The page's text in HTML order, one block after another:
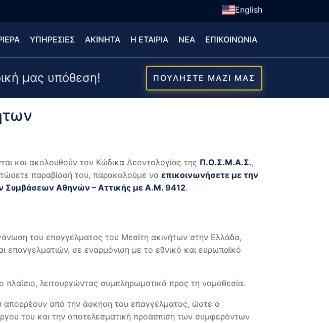
English
ΥΠΗΡΕΣΙΕΣ ΑΚΙΝΗΤΑ Η ΕΤΑΙΡΙΑ ΝΕΑ ΕΠΙΚΟΙΝΩΝΙΑ
μας υπόθεση! ΠΟΥΛΗΣΤΕ ΜΑΖΙ ΜΑΣ
και ακολουθούν τον Κώδικα Δεοντολογίας της Π.Ο.Σ.Μ.Α.Σ.,
παραβίασή του, παρακαλούμε να επικοινωνήσετε με την
Συμβάσεων Αθηνών – Αττικής με Α.Μ. 9412.
του επαγγέλματος του Μεσίτη ακινήτων στην Ελλάδα,
επαγγελματιών, σε εναρμόνιση με το εθνικό και ευρωπαϊκό
λειτουργώντας συμπληρωματικά προς τη νομοθεσία.
από την άσκηση του επαγγέλματος, ώστε ο
του και την αποτελεσματική προάσπιση των συμφερόντων